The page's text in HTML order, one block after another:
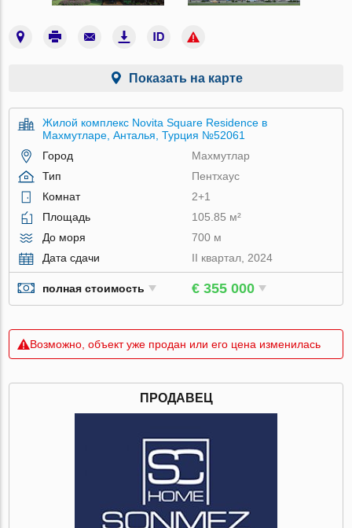
Показать на карте
Жилой комплекс Novita Square Residence в
Махмутларе, Анталья, Турция №52061
Город
Махмутлар
Тип
Пентхаус
Комнат
2+1
Площадь
105.85 м²
До моря
700 м
Дата сдачи
II квартал, 2024
полная стоимость € 355 000
Возможно, объект уже продан или его цена изменилась
ПРОДАВЕЦ